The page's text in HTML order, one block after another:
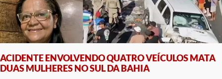
ACIDENTE ENVOLVENDO QUATRO VEÍCULOS MATA
DUAS MULHERES NO SUL DA BAHIA